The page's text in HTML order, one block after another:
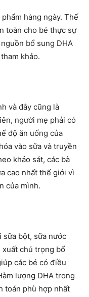
hàng ngày. Thế
toàn cho bé thực sự
bổ sung DHA
khảo.
và đây cũng là
người mẹ phải có
độ ăn uống của
vào sữa và truyền
khảo sát, các bà
cao nhất thế giới vì
của mình.
sữa bột, sữa nước
xuất chú trọng bổ
các bé có điều
lượng DHA trong
toán phù hợp nhất